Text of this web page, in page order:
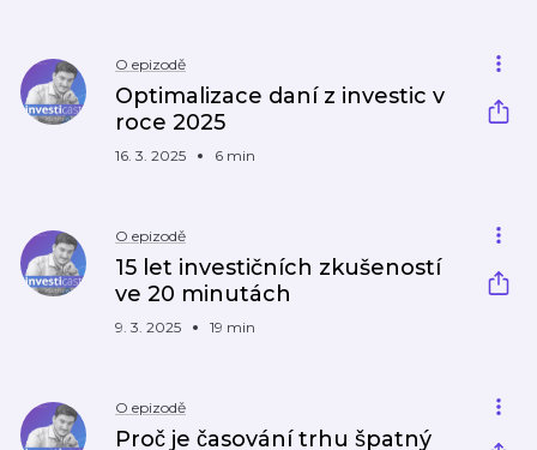
O epizodě
Optimalizace daní z investic v
roce 2025
16. 3. 2025 6 min
O epizodě
15 let investičních zkušeností
ve 20 minutách
9. 3. 2025 19 min
O epizodě
Proč je časování trhu špatný